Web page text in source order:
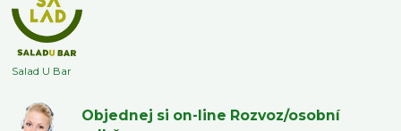
Salad U Bar
Objednej si on-line Rozvoz/osobní